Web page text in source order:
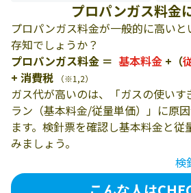
プロパンガス料金
プロパンガス料金が一般的に高い
存知でしょうか？
プロパンガス料金 ＝ 基本料金 +（
+ 消費税
（※1,2）
ガス代が高いのは、「ガスの使い
ラン（基本料金/従量単価）」に原
ます。検針票を確認し基本料金と従
みましょう。
検